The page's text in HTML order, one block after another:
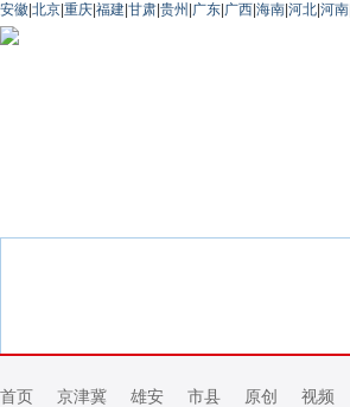
安徽 北京 重庆 福建 甘肃 贵州 广东 广西 海南 河北 河南
首页 京津冀 雄安 市县 原创 视频